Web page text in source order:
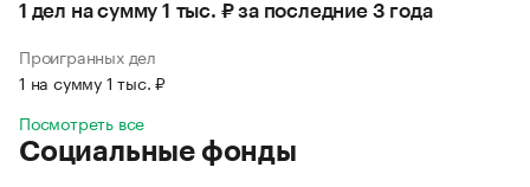
1 дел на сумму 1 тыс. ₽ за последние 3 года
Проигранных дел
1 на сумму 1 тыс. ₽
Посмотреть все
Социальные фонды